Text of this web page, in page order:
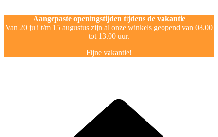
Aangepaste openingstijden tijdens de vakantie
Van 20 juli t/m 15 augustus zijn al onze winkels geopend van 08.00
tot 13.00 uur.
Fijne vakantie!